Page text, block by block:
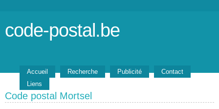
code-postal.be
Accueil Recherche Publicité
Contact
Liens
Code postal Mortsel